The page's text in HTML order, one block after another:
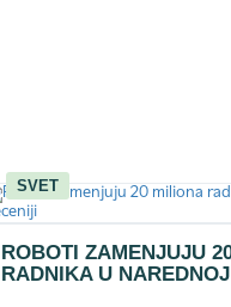
SVET
ROBOTI ZAMENJUJU
RADNIKA U